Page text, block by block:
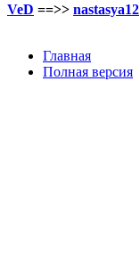
VeD ==>> nastasya12
Главная
Полная версия